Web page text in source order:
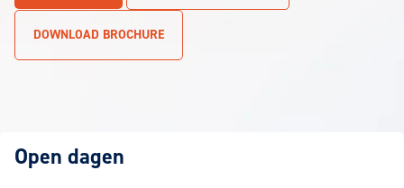
DOWNLOAD BROCHURE
Open dagen